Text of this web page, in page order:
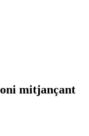
mitjançant